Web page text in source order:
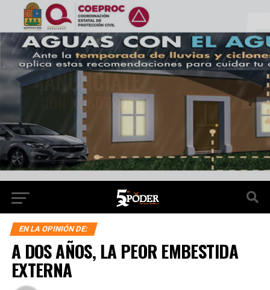
EN LA OPINIÓN DE:
A DOS AÑOS, LA PEOR EMBESTIDA
EXTERNA